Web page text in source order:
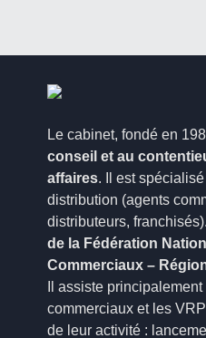
Le cabinet, fondé en
conseil et au
affaires. Il est
distribution (agents
distributeurs,
de la Fédération
Commerciaux –
Il assiste
commerciaux et les
de leur activité :